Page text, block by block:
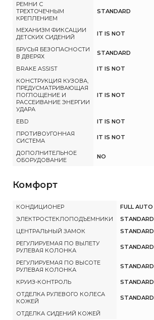
РЕМНИ С
ТРЕХТОЧЕЧНЫМ
КРЕПЛЕНИЕМ
STANDARD
МЕХАНИЗМ ФИКСАЦИИ
ДЕТСКИХ СИДЕНИЙ
IT IS NOT
БРУСЬЯ БЕЗОПАСНОСТИ
В ДВЕРЯХ
STANDARD
BRAKE ASSIST
IT IS NOT
КОНСТРУКЦИЯ КУЗОВА,
ПРЕДУСМАТРИВАЮЩАЯ
ПОГЛОЩЕНИЕ И
РАССЕИВАНИЕ ЭНЕРГИИ
УДАРА
IT IS NOT
EBD
IT IS NOT
ПРОТИВОУГОННАЯ
СИСТЕМА
IT IS NOT
ДОПОЛНИТЕЛЬНОЕ
ОБОРУДОВАНИЕ
NO
Комфорт
КОНДИЦИОНЕР
FULL AUTO
ЭЛЕКТРОСТЕКЛОПОДЪЕМНИКИ
STANDARD
ЦЕНТРАЛЬНЫЙ ЗАМОК
STANDARD
РЕГУЛИРУЕМАЯ ПО ВЫЛЕТУ
РУЛЕВАЯ КОЛОНКА
STANDARD
РЕГУЛИРУЕМАЯ ПО ВЫСОТЕ
РУЛЕВАЯ КОЛОНКА
STANDARD
КРУИЗ-КОНТРОЛЬ
STANDARD
ОТДЕЛКА РУЛЕВОГО КОЛЕСА
КОЖЕЙ
STANDARD
ОТДЕЛКА СИДЕНИЙ КОЖЕЙ